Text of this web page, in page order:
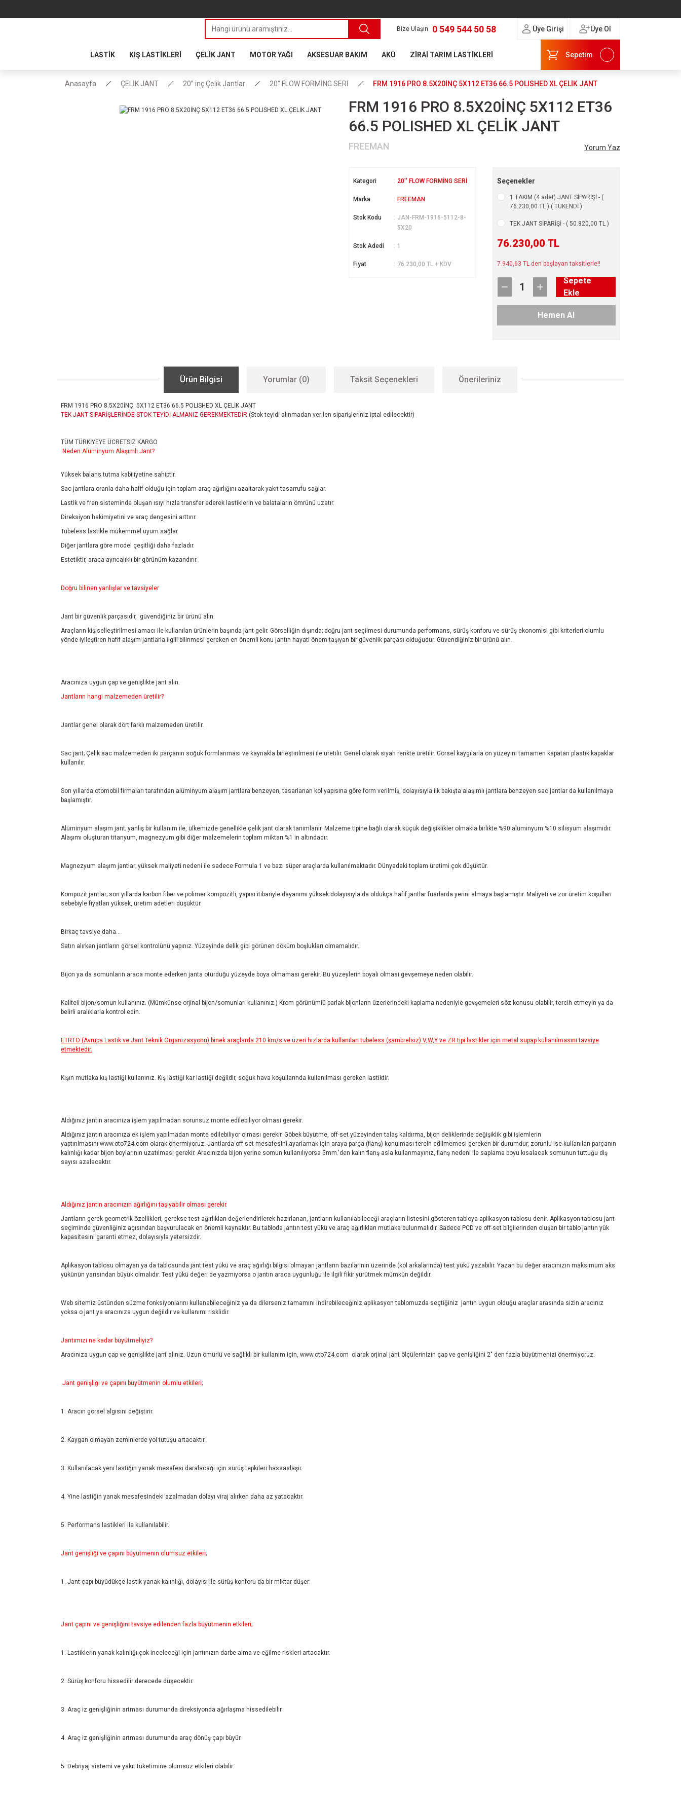
Bize Ulaşın 0 549 544 50 58 Üye Girişi Üye Ol
LASTİK KIŞ LASTİKLERİ ÇELİK JANT MOTOR YAĞI AKSESUAR BAKIM AKÜ ZİRAİ TARIM LASTİKLERİ Sepetim
Anasayfa ÇELİK JANT 20” inç Çelik Jantlar 20'' FLOW FORMİNG SERİ FRM 1916 PRO 8.5X20İNÇ 5X112 ET36 66.5 POLISHED XL ÇELİK JANT
FRM 1916 PRO 8.5X20İNÇ 5X112 ET36
66.5 POLISHED XL ÇELİK JANT
FREEMAN Yorum Yaz
Kategori 20'' FLOW FORMİNG SERİ
Marka FREEMAN
Stok Kodu
JAN-FRM-1916-5112-8-
5X20
Stok Adedi 1
Fiyat 76.230,00 TL + KDV
Seçenekler
1 TAKIM (4 adet) JANT SİPARİŞİ - (
76.230,00 TL ) ( TÜKENDİ )
TEK JANT SİPARİŞİ - ( 50.820,00 TL )
76.230,00 TL
7.940,63 TL den başlayan taksitlerle!!
Sepete
Ekle
Hemen Al
Ürün Bilgisi Yorumlar (0) Taksit Seçenekleri Önerileriniz
FRM 1916 PRO 8.5X20İNÇ 5X112 ET36 66.5 POLISHED XL ÇELİK JANT
TEK JANT SİPARİŞLERİNDE STOK TEYİDİ ALMANIZ GEREKMEKTEDİR.(Stok teyidi alınmadan verilen siparişleriniz iptal edilecektir)
TÜM TÜRKİYEYE ÜCRETSİZ KARGO
Neden Alüminyum Alaşımlı Jant?
Yüksek balans tutma kabiliyetine sahiptir.
Sac jantlara oranla daha hafif olduğu için toplam araç ağırlığını azaltarak yakıt tasarrufu sağlar.
Lastik ve fren sisteminde oluşan ısıyı hızla transfer ederek lastiklerin ve balataların ömrünü uzatır.
Direksiyon hakimiyetini ve araç dengesini arttırır.
Tubeless lastikle mükemmel uyum sağlar.
Diğer jantlara göre model çeşitliği daha fazladır.
Estetiktir, araca ayrıcalıklı bir görünüm kazandırır.
Doğru bilinen yanlışlar ve tavsiyeler
Jant bir güvenlik parçasıdır, güvendiğiniz bir ürünü alın.
Araçların kişiselleştirilmesi amacı ile kullanılan ürünlerin başında jant gelir. Görselliğin dışında; doğru jant seçilmesi durumunda performans, sürüş konforu ve sürüş ekonomisi gibi kriterleri olumlu
yönde iyileştiren hafif alaşım jantlarla ilgili bilinmesi gereken en önemli konu jantın hayati önem taşıyan bir güvenlik parçası olduğudur. Güvendiğiniz bir ürünü alın.
Aracınıza uygun çap ve genişlikte jant alın.
Jantların hangi malzemeden üretilir?
Jantlar genel olarak dört farklı malzemeden üretilir.
Sac jant; Çelik sac malzemeden iki parçanın soğuk formlanması ve kaynakla birleştirilmesi ile üretilir. Genel olarak siyah renkte üretilir. Görsel kaygılarla ön yüzeyini tamamen kapatan plastik kapaklar
kullanılır.
Son yıllarda otomobil firmaları tarafından alüminyum alaşım jantlara benzeyen, tasarlanan kol yapısına göre form verilmiş, dolayısıyla ilk bakışta alaşımlı jantlara benzeyen sac jantlar da kullanılmaya
başlamıştır.
Alüminyum alaşım jant; yanlış bir kullanım ile, ülkemizde genellikle çelik jant olarak tanımlanır. Malzeme tipine bağlı olarak küçük değişiklikler olmakla birlikte %90 alüminyum %10 silisyum alaşımıdır.
Alaşımı oluşturan titanyum, magnezyum gibi diğer malzemelerin toplam miktarı %1 in altındadır.
Magnezyum alaşım jantlar; yüksek maliyeti nedeni ile sadece Formula 1 ve bazı süper araçlarda kullanılmaktadır. Dünyadaki toplam üretimi çok düşüktür.
Kompozit jantlar; son yıllarda karbon fiber ve polimer kompozitli, yapısı itibariyle dayanımı yüksek dolayısıyla da oldukça hafif jantlar fuarlarda yerini almaya başlamıştır. Maliyeti ve zor üretim koşulları
sebebiyle fiyatları yüksek, üretim adetleri düşüktür.
Birkaç tavsiye daha...
Satın alırken jantların görsel kontrolünü yapınız. Yüzeyinde delik gibi görünen döküm boşlukları olmamalıdır.
Bijon ya da somunların araca monte ederken janta oturduğu yüzeyde boya olmaması gerekir. Bu yüzeylerin boyalı olması gevşemeye neden olabilir.
Kaliteli bijon/somun kullanınız. (Mümkünse orjinal bijon/somunları kullanınız.) Krom görünümlü parlak bijonların üzerlerindeki kaplama nedeniyle gevşemeleri söz konusu olabilir, tercih etmeyin ya da
belirli aralıklarla kontrol edin.
ETRTO (Avrupa Lastik ve Jant Teknik Organizasyonu) binek araçlarda 210 km/s ve üzeri hızlarda kullanılan tubeless (şambrelsiz) V,W,Y ve ZR tipi lastikler için metal supap kullanılmasını tavsiye
etmektedir.
Kışın mutlaka kış lastiği kullanınız. Kış lastiği kar lastiği değildir, soğuk hava koşullarında kullanılması gereken lastiktir.
Aldığınız jantın aracınıza işlem yapılmadan sorunsuz monte edilebiliyor olması gerekir.
Aldığınız jantın aracınıza ek işlem yapılmadan monte edilebiliyor olması gerekir. Göbek büyütme, off-set yüzeyinden talaş kaldırma, bijon deliklerinde değişiklik gibi işlemlerin
yaptırılmasını www.oto724.com olarak önermiyoruz. Jantlarda off-set mesafesini ayarlamak için araya parça (flanş) konulması tercih edilmemesi gereken bir durumdur, zorunlu ise kullanılan parçanın
kalınlığı kadar bijon boylarının uzatılması gerekir. Aracınızda bijon yerine somun kullanılıyorsa 5mm.'den kalın flanş asla kullanmayınız, flanş nedeni ile saplama boyu kısalacak somunun tuttuğu diş
sayısı azalacaktır.
Aldığınız jantın aracınızın ağırlığını taşıyabilir olması gerekir.
Jantların gerek geometrik özellikleri, gerekse test ağırlıkları değerlendirilerek hazırlanan, jantların kullanılabileceği araçların listesini gösteren tabloya aplikasyon tablosu denir. Aplikasyon tablosu jant
seçiminde güvenliğiniz açısından başvurulacak en önemli kaynaktır. Bu tabloda jantın test yükü ve araç ağırlıkları mutlaka bulunmalıdır. Sadece PCD ve off-set bilgilerinden oluşan bir tablo jantın yük
kapasitesini garanti etmez, dolayısıyla yetersizdir.
Aplikasyon tablosu olmayan ya da tablosunda jant test yükü ve araç ağırlığı bilgisi olmayan jantların bazılarının üzerinde (kol arkalarında) test yükü yazabilir. Yazan bu değer aracınızın maksimum aks
yükünün yarısından büyük olmalıdır. Test yükü değeri de yazmıyorsa o jantın araca uygunluğu ile ilgili fikir yürütmek mümkün değildir.
Web sitemiz üstünden süzme fonksiyonlarını kullanabileceğiniz ya da dilerseniz tamamını indirebileceğiniz aplikasyon tablomuzda seçtiğiniz jantın uygun olduğu araçlar arasında sizin aracınız
yoksa o jant ya aracınıza uygun değildir ve kullanımı risklidir.
Jantımızı ne kadar büyütmeliyiz?
Aracınıza uygun çap ve genişlikte jant alınız. Uzun ömürlü ve sağlıklı bir kullanım için, www.oto724.com olarak orjinal jant ölçülerinizin çap ve genişliğini 2" den fazla büyütmenizi önermiyoruz.
Jant genişliği ve çapını büyütmenin olumlu etkileri;
1. Aracın görsel algısını değiştirir.
2. Kaygan olmayan zeminlerde yol tutuşu artacaktır.
3. Kullanılacak yeni lastiğin yanak mesafesi daralacağı için sürüş tepkileri hassaslaşır.
4. Yine lastiğin yanak mesafesindeki azalmadan dolayı viraj alırken daha az yatacaktır.
5. Performans lastikleri ile kullanılabilir.
Jant genişliği ve çapını büyütmenin olumsuz etkileri;
1. Jant çapı büyüdükçe lastik yanak kalınlığı, dolayısı ile sürüş konforu da bir miktar düşer.
Jant çapını ve genişliğini tavsiye edilenden fazla büyütmenin etkileri;
1. Lastiklerin yanak kalınlığı çok inceleceği için jantınızın darbe alma ve eğilme riskleri artacaktır.
2. Sürüş konforu hissedilir derecede düşecektir.
3. Araç iz genişliğinin artması durumunda direksiyonda ağırlaşma hissedilebilir.
4. Araç iz genişliğinin artması durumunda araç dönüş çapı büyür.
5. Debriyaj sistemi ve yakıt tüketimine olumsuz etkileri olabilir.